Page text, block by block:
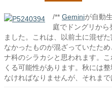
/** Geminiが自動
庭でドングリから
ました。これは、以前土に混ぜ
なかったものが混ざっていたた
ナ科のシラカシと思われます。
くる可能性があります。秋には
なければなりませんが、それま